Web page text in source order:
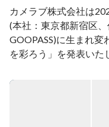
ケーションの開発か
といった幅広い業務
現在はプロダクト開
門の責任者をしてお
カメラブ株式会社は
(本社：東京都新宿区
GOOPASS)に生まれ
を彩ろう」を発表いた
事業が主体でしたが、